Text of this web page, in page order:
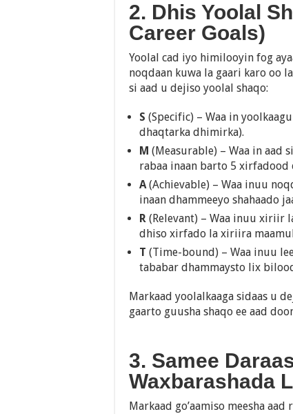
2. Dhis Yoolal
Career Goals)
Yoolal cad iyo himilooyin fog
noqdaan kuwa la gaari karo oo
si aad u dejiso yoolal shaqo:
S (Specific) – Waa in
dhaqtarka dhimirka).
M (Measurable) – Waa in aad
rabaa inaan barto 5 xirfadood
A(Achievable) – Waa inuu
inaan dhammeeyo shahaado
R (Relevant) – Waa inuu xiriir
dhiso xirfado la xiriira
T (Time-bound) – Waa inuu
tababar dhammaysto lix
Markaad yoolalkaaga sidaas u
gaarto guusha shaqo ee aad
3. Samee
Waxbarashada
Markaad go’aamiso meesha